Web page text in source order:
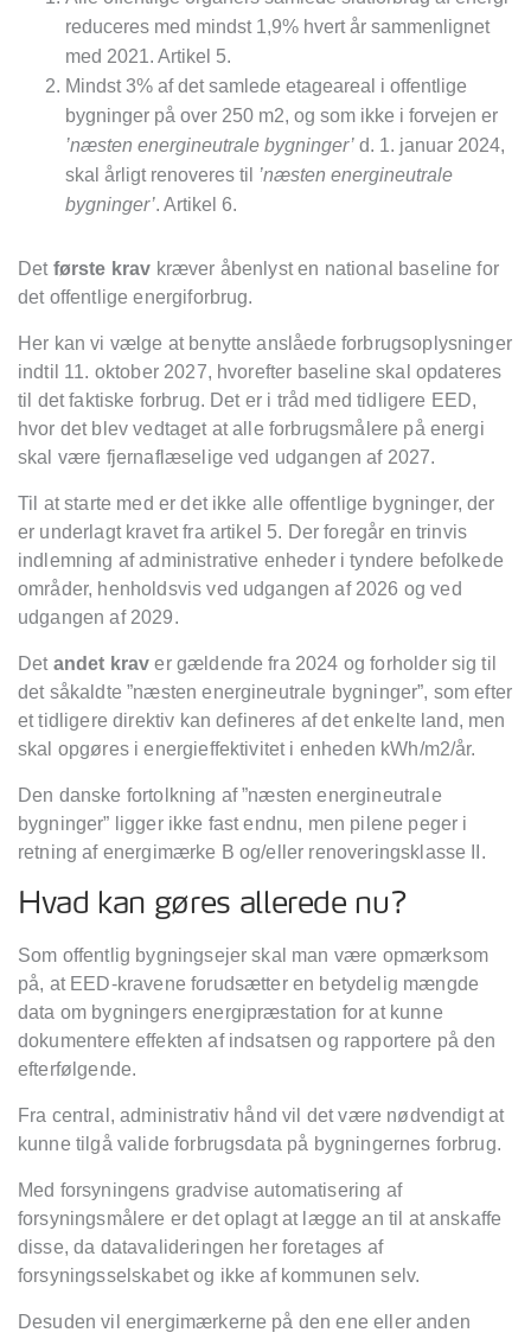
reduceres med mindst 1,9% hvert år sammenlignet
med 2021. Artikel 5.
Mindst 3% af det samlede etageareal i offentlige
bygninger på over 250 m2, og som ikke i forvejen er
’næsten energineutrale bygninger’ d. 1. januar 2024,
skal årligt renoveres til
’næsten energineutrale
bygninger’. Artikel 6.
Det første krav kræver åbenlyst en national baseline for
det offentlige energiforbrug.
Her kan vi vælge at benytte anslåede forbrugsoplysninger
indtil 11. oktober 2027, hvorefter baseline skal opdateres
til det faktiske forbrug. Det er i tråd med tidligere EED,
hvor det blev vedtaget at alle forbrugsmålere på energi
skal være fjernaflæselige ved udgangen af 2027.
Til at starte med er det ikke alle offentlige bygninger, der
er underlagt kravet fra artikel 5. Der foregår en trinvis
indlemning af administrative enheder i tyndere befolkede
områder, henholdsvis ved udgangen af 2026 og ved
udgangen af 2029.
Det andet krav er gældende fra 2024 og forholder sig til
det såkaldte ”næsten energineutrale bygninger”, som efter
et tidligere direktiv kan defineres af det enkelte land, men
skal opgøres i energieffektivitet i enheden kWh/m2/år.
Den danske fortolkning af ”næsten energineutrale
bygninger” ligger ikke fast endnu, men pilene peger i
retning af energimærke B og/eller renoveringsklasse II.
Hvad kan gøres allerede nu?
Som offentlig bygningsejer skal man være opmærksom
på, at EED-kravene forudsætter en betydelig mængde
data om bygningers energipræstation for at kunne
dokumentere effekten af indsatsen og rapportere på den
efterfølgende.
Fra central, administrativ hånd vil det være nødvendigt at
kunne tilgå valideforbrugsdata på bygningernes forbrug.
Med forsyningens gradvise automatisering af
forsyningsmålere er det oplagt at lægge an til at anskaffe
disse, da datavalideringen her foretages af
forsyningsselskabet og ikke af kommunen selv.
Desuden vil energimærkerne på den ene eller anden